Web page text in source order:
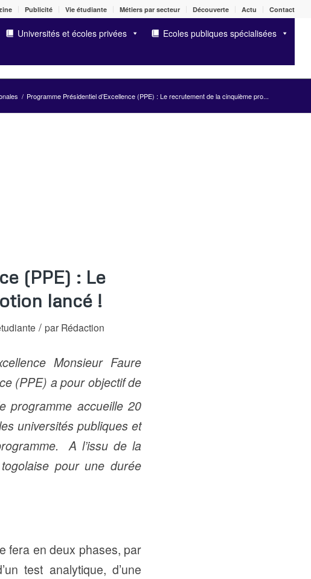
Publicité Vie étudiante Métiers par secteur Découverte Actu Contact
Universités et écoles privées Ecoles publiques spécialisées
/ Programme Présidentiel d’Excellence (PPE) : Le recrutement de la cinquième pro...
(PPE) : Le
lancé !
/ par Rédaction
Monsieur Faure
(PPE) a pour objectif de
programme accueille 20
universités publiques et
A l’issu de la
pour une durée
fera en deux phases, par
test analytique, d’une